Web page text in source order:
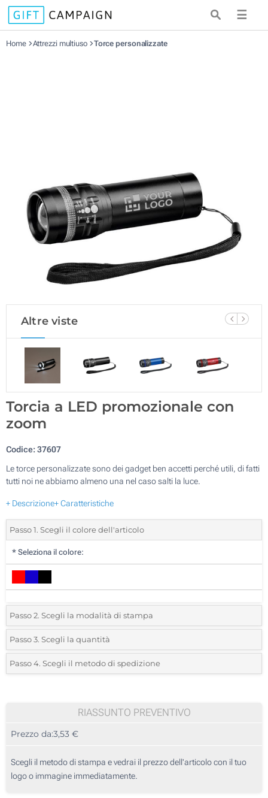
☰
Home Attrezzi multiuso Torce personalizzate
Altre viste
Torcia a LED promozionale con
zoom
Codice:37607
Le torce personalizzate sono dei gadget ben accetti perché utili, di fatti
tutti noi ne abbiamo almeno una nel caso salti la luce.
+ Descrizione+ Caratteristiche
Passo 1. Scegli il colore dell'articolo
* Seleziona il colore:
Passo 2. Scegli la modalità di stampa
*Seleziona la posizione di stampa e il colore del vostro logo:
1 Colore (Su un lato)
Incisione Laser (Su un lato)
Passo 3. Scegli la quantità
*Quantità desiderata:
20
50
100
Passo 4. Scegli il metodo di spedizione
RIASSUNTO PREVENTIVO
Prezzo da:3,53 €
Scegli il metodo di stampa e vedrai il prezzo dell'articolo con il tuo
logo o immagine immediatamente.